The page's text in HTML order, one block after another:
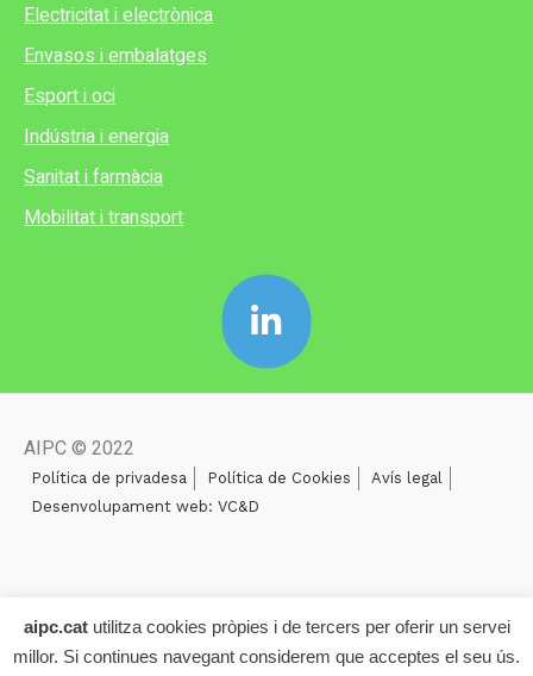
Electricitat i electrònica
Envasos i embalatges
Esport i oci
Indústria i energia
Sanitat i farmàcia
Mobilitat i transport
AIPC © 2022
Política de privadesa Política de Cookies
Avís legal
Desenvolupament web: VC&D
aipc.catutilitza cookies pròpies i de tercers per oferir un servei
millor. Si continues navegant considerem que acceptes el seu ús.